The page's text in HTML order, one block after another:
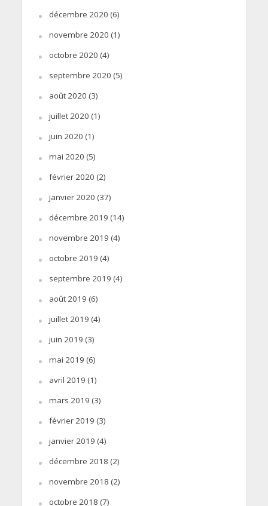
décembre 2020 (6)
novembre 2020 (1)
octobre 2020 (4)
septembre 2020 (5)
août 2020 (3)
juillet 2020 (1)
juin 2020 (1)
mai 2020 (5)
février 2020 (2)
janvier 2020 (37)
décembre 2019 (14)
novembre 2019 (4)
octobre 2019 (4)
septembre 2019 (4)
août 2019 (6)
juillet 2019 (4)
juin 2019 (3)
mai 2019 (6)
avril 2019 (1)
mars 2019 (3)
février 2019 (3)
janvier 2019 (4)
décembre 2018 (2)
novembre 2018 (2)
octobre 2018 (7)